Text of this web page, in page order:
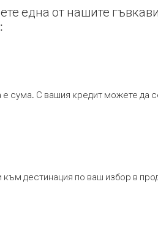
една от нашите
е сума. С вашия кредит можете да
дестинация по ваш избор в